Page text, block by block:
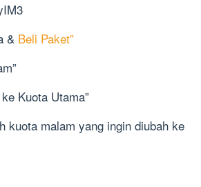
& Beli Paket”
Kuota Utama”
kuota malam yang ingin diubah ke